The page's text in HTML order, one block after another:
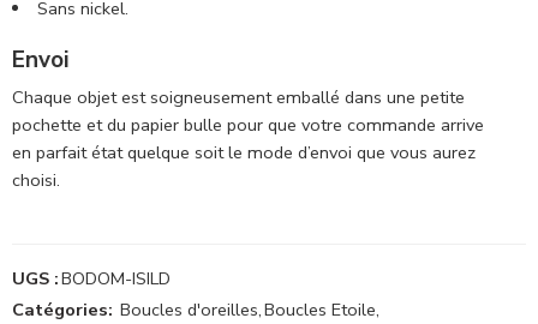
Sans nickel.
Envoi
Chaque objet est soigneusement emballé dans une petite
pochette et du papier bulle pour que votre commande arrive
en parfait état quelque soit le mode d’envoi que vous aurez
choisi.
UGS :BODOM-ISILD
Catégories: Boucles d'oreilles,Boucles Etoile,